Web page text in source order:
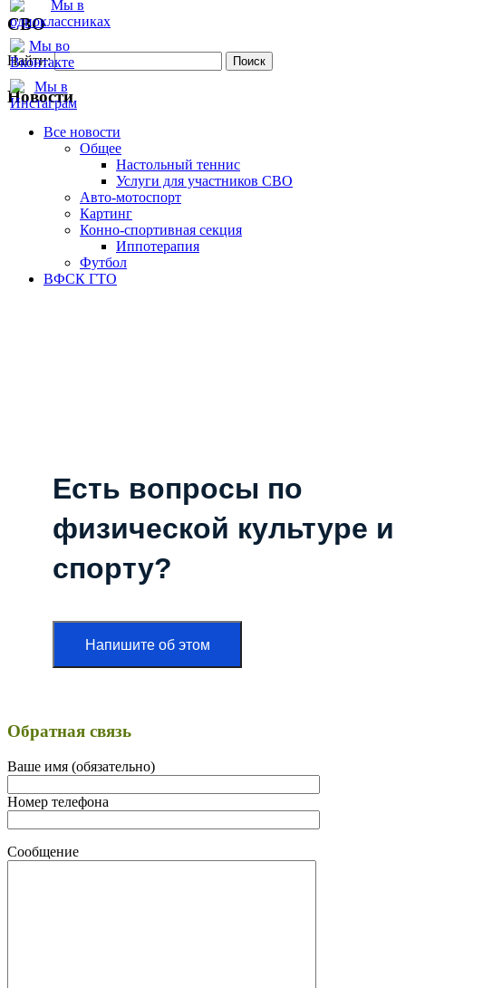
СВО
Найти:
Новости
Все новости
Oбщее
Настольный теннис
Услуги для участников СВО
Авто-мотоспорт
Картинг
Конно-спортивная секция
Иппотерапия
Футбол
ВФСК ГТО
Есть вопросы по
физической культуре и
спорту?
Напишите об этом
Обратная связь
Ваше имя (обязательно)
Номер телефона
Сообщение